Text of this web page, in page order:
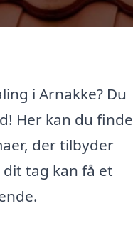
i Arnakke? Du
Her kan du finde
der tilbyder
tag kan få et